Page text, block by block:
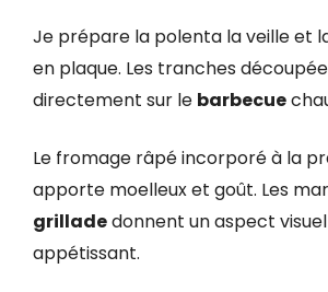
Je prépare la polenta la veille et
en plaque. Les tranches
directement sur le barbecue
Le fromage râpé incorporé à la
apporte moelleux et goût. Les
grilladedonnent un aspect
appétissant.